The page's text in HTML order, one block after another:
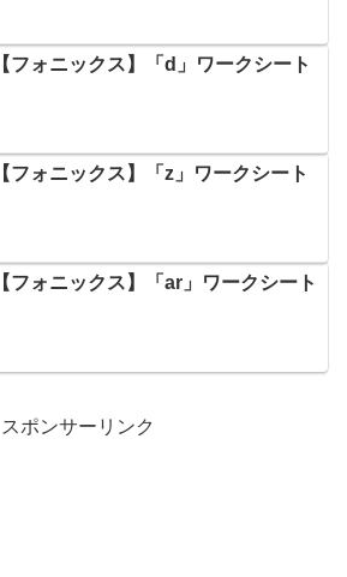
【フォニックス】「d」ワークシート
【フォニックス】「z」ワークシート
【フォニックス】「ar」ワークシート
スポンサーリンク